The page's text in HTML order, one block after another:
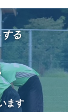
る
ます